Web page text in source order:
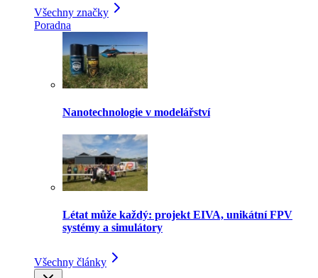
Všechny značky
Poradna
Nanotechnologie v modelářství
Létat může každý: projekt EIVA, unikátní FPV
systémy a simulátory
Všechny články